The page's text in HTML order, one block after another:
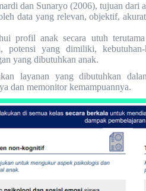
dan Sunaryo (2006), tujuan dari
data yang relevan, objektif,
profil anak secara utuh
potensi yang dimiliki,
yang dibutuhkan anak.
layanan yang dibutuhkan
dan memonitor kemampuannya.